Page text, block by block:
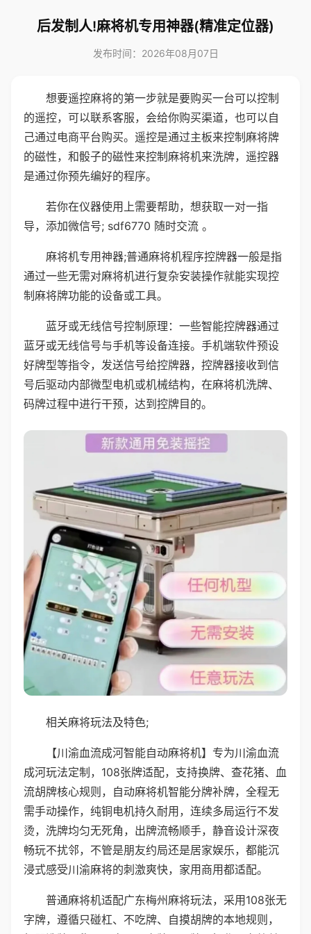
后发制人!麻将机专用神器(精准定位器)
发布时间：2026年08月07日
想要遥控麻将的第一步就是要购买一台可以控制
的遥控，可以联系客服，会给你购买渠道，也可以自
己通过电商平台购买。遥控是通过主板来控制麻将牌
的磁性，和骰子的磁性来控制麻将机来洗牌，遥控器
是通过你预先编好的程序。
若你在仪器使用上需要帮助，想获取一对一指
导，添加微信号; sdf6770 随时交流 。
麻将机专用神器;普通麻将机程序控牌器一般是指
通过一些无需对麻将机进行复杂安装操作就能实现控
制麻将牌功能的设备或工具。
蓝牙或无线信号控制原理：一些智能控牌器通过
蓝牙或无线信号与手机等设备连接。手机端软件预设
好牌型等指令，发送信号给控牌器，控牌器接收到信
号后驱动内部微型电机或机械结构，在麻将机洗牌、
码牌过程中进行干预，达到控牌目的。
相关麻将玩法及特色;
【川渝血流成河智能自动麻将机】专为川渝血流
成河玩法定制，108张牌适配，支持换牌、查花猪、血
流胡牌核心规则，自动麻将机智能分牌补牌，全程无
需手动操作，纯铜电机持久耐用，连续多局运行不发
烫，洗牌均匀无死角，出牌流畅顺手，静音设计深夜
畅玩不扰邻，不管是朋友约局还是居家娱乐，都能沉
浸式感受川渝麻将的刺激爽快，家用商用都适配。
普通麻将机适配广东梅州麻将玩法，采用108张无
字牌，遵循只碰杠、不吃牌、自摸胡牌的本地规则，